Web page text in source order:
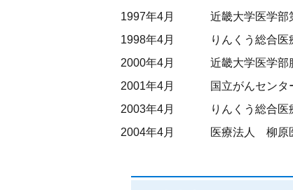
1997年4月
近畿大学医学部
1998年4月
りんくう総合
2000年4月
近畿大学医学部
2001年4月
国立がんセンタ
2003年4月
りんくう総合
2004年4月
医療法人 柳原